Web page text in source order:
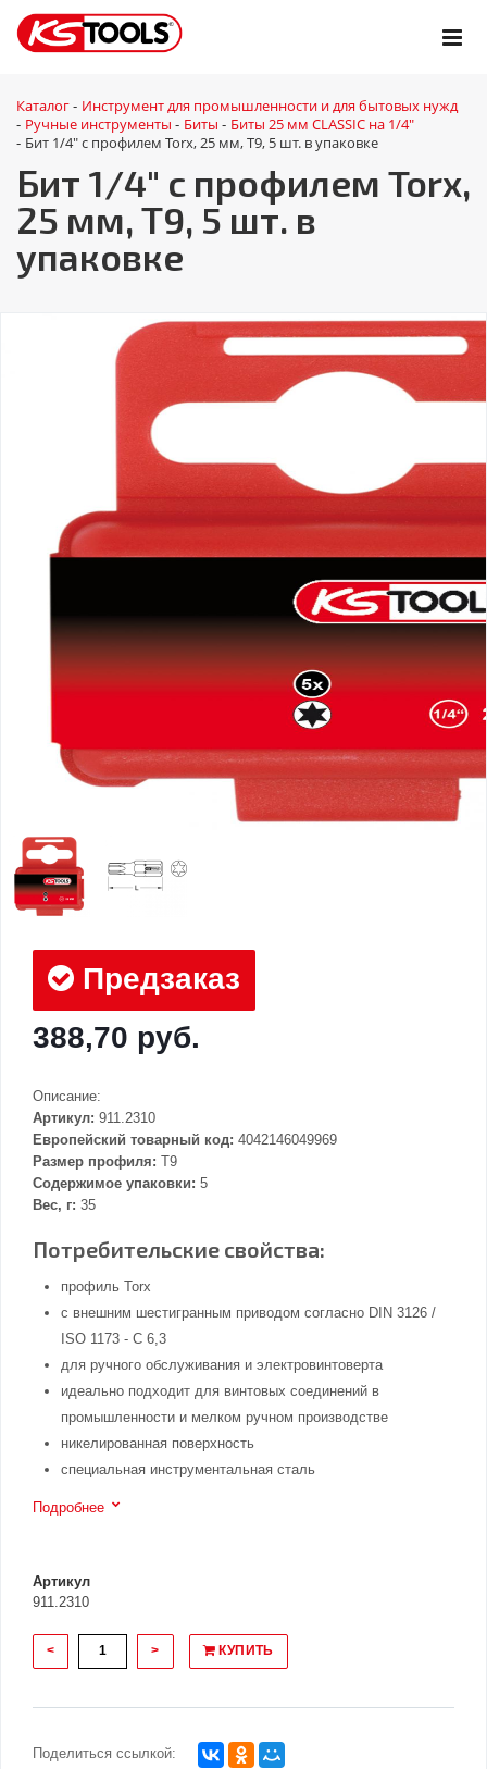
Каталог - Инструмент для промышленности и для бытовых нужд
- Ручные инструменты - Биты - Биты 25 мм CLASSIC на 1/4"
- Бит 1/4" с профилем Torx, 25 мм, Т9, 5 шт. в упаковке
Бит 1/4" с профилем Torx,
25 мм, Т9, 5 шт. в
упаковке
Предзаказ
388,70 руб.
Описание:
Артикул: 911.2310
Европейский товарный код: 4042146049969
Размер профиля: T9
Содержимое упаковки: 5
Вес, г: 35
Потребительские свойства:
профиль Torx
с внешним шестигранным приводом согласно DIN 3126 /
ISO 1173 - C 6,3
для ручного обслуживания и электровинтоверта
идеально подходит для винтовых соединений в
промышленности и мелком ручном производстве
никелированная поверхность
специальная инструментальная сталь
Подробнее
Артикул
911.2310
< > КУПИТЬ
Поделиться ссылкой: